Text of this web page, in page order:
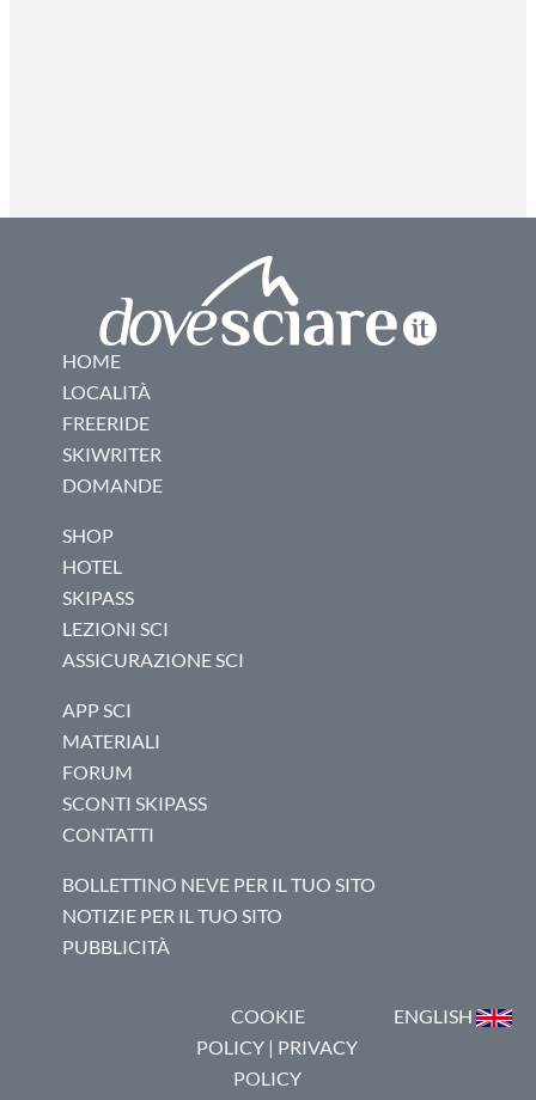
HOME
LOCALITÀ
FREERIDE
SKIWRITER
DOMANDE
SHOP
HOTEL
SKIPASS
LEZIONI SCI
ASSICURAZIONE SCI
APP SCI
MATERIALI
FORUM
SCONTI SKIPASS
CONTATTI
BOLLETTINO NEVE PER IL TUO SITO
NOTIZIE PER IL TUO SITO
PUBBLICITÀ
COOKIE
POLICY| PRIVACY
POLICY
ENGLISH